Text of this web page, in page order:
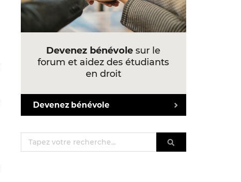
Devenez bénévole sur le
forum et aidez des étudiants
en droit
Devenez bénévole